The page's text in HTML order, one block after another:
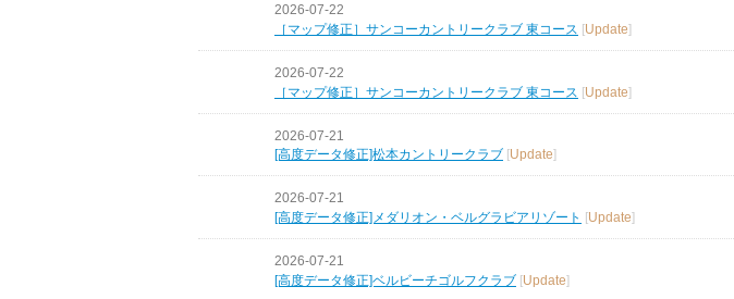
2026-07-22
［マップ修正］サンコーカントリークラブ 東コース [Update]
2026-07-22
［マップ修正］サンコーカントリークラブ 東コース [Update]
2026-07-21
[高度データ修正]松本カントリークラブ [Update]
2026-07-21
[高度データ修正]メダリオン・ベルグラビアリゾート [Update]
2026-07-21
[高度データ修正]ベルビーチゴルフクラブ [Update]